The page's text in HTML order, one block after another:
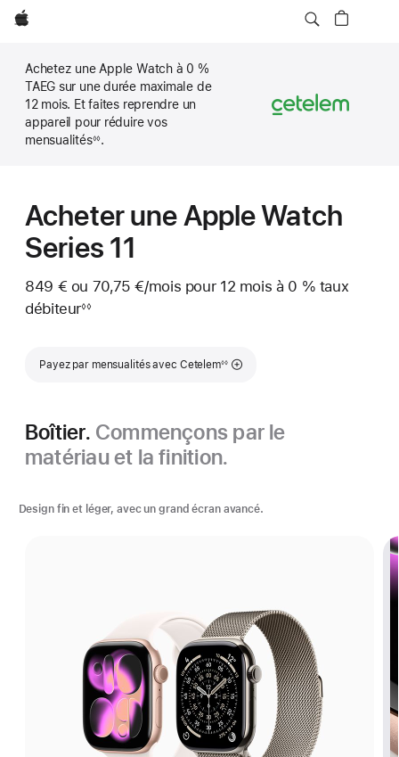
Apple
Achetez une Apple Watch à 0 %
TAEG sur une durée maximale de
12 mois. Et faites reprendre un
appareil pour réduire vos
mensualités◊◊.
Acheter une Apple Watch
Series 11
849 € ou 70,75 €/mois par mois
pour 12 mois à 0 % taux
débiteur◊◊
Payez par mensualités avec Cetelem
Note de bas de page
◊◊
Boîtier. Commençons par le
matériau et la finition.
Design fin et léger, avec un grand écran avancé.